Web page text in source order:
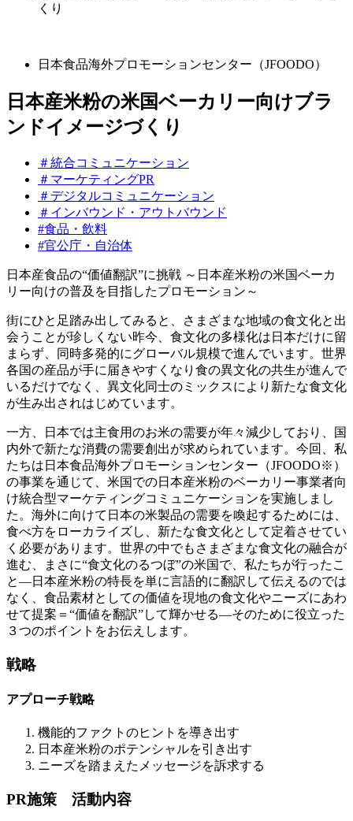
くり
日本食品海外プロモーションセンター（JFOODO）
日本産米粉の米国ベーカリー向けブラ
ンドイメージづくり
＃統合コミュニケーション
＃マーケティングPR
＃デジタルコミュニケーション
＃インバウンド・アウトバウンド
#食品・飲料
#官公庁・自治体
日本産食品の“価値翻訳”に挑戦 ～日本産米粉の米国ベーカ
リー向けの普及を目指したプロモーション～
街にひと足踏み出してみると、さまざまな地域の食文化と出
会うことが珍しくない昨今、食文化の多様化は日本だけに留
まらず、同時多発的にグローバル規模で進んでいます。世界
各国の産品が手に届きやすくなり食の異文化の共生が進んで
いるだけでなく、異文化同士のミックスにより新たな食文化
が生み出されはじめています。
一方、日本では主食用のお米の需要が年々減少しており、国
内外で新たな消費の需要創出が求められています。今回、私
たちは日本食品海外プロモーションセンター（JFOODO※）
の事業を通じて、米国での日本産米粉のベーカリー事業者向
け統合型マーケティングコミュニケーションを実施しまし
た。海外に向けて日本の米製品の需要を喚起するためには、
食べ方をローカライズし、新たな食文化として定着させてい
く必要があります。世界の中でもさまざまな食文化の融合が
進む、まさに“食文化のるつぼ”の米国で、私たちが行ったこ
と―日本産米粉の特長を単に言語的に翻訳して伝えるのでは
なく、食品素材としての価値を現地の食文化やニーズにあわ
せて提案＝“価値を翻訳”して輝かせる―そのために役立った
３つのポイントをお伝えします。
戦略
アプローチ戦略
機能的ファクトのヒントを導き出す
日本産米粉のポテンシャルを引き出す
ニーズを踏まえたメッセージを訴求する
PR施策 活動内容